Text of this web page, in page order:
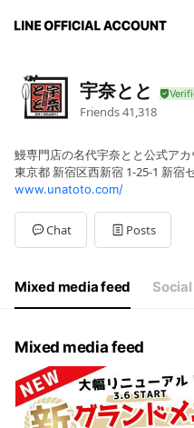
宇奈とと
Friends41,318
鰻専門店の名代宇奈とと公式アカ
東京都 新宿区西新宿 1-25-1 新宿
www.unatoto.com/
Chat Posts
Mixed media feed
Mixed media feed